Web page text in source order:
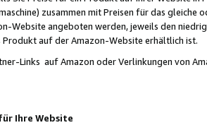
zusammen mit Preisen für das
Website angeboten werden, jeweils den
Produkt auf der Amazon-Website erhältlich ist.
Links auf Amazon oder Verlinkungen von
Ihre Website